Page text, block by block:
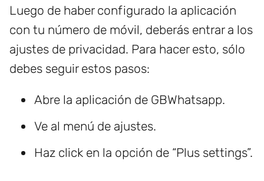
Luego de haber configurado la aplicación
con tu número de móvil, deberás entrar a los
ajustes de privacidad. Para hacer esto, sólo
debes seguir estos pasos:
Abre la aplicación de GBWhatsapp.
Ve al menú de ajustes.
Haz click en la opción de “Plus settings”.